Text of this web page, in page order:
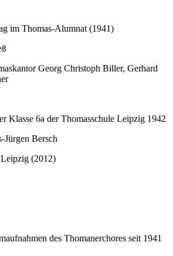
im Thomas-Alumnat (1941)
Georg Christoph Biller, Gerhard
Klasse 6a der Thomasschule Leipzig 1942
Jürgen Bersch
(2012)
des Thomanerchores seit 1941